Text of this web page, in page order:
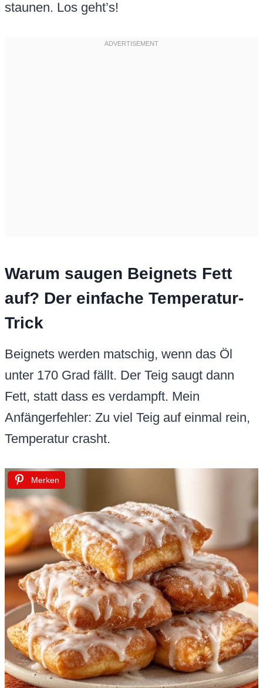
staunen. Los geht’s!
Warum saugen Beignets Fett
auf? Der einfache Temperatur-
Trick
Beignets werden matschig, wenn das Öl
unter 170 Grad fällt. Der Teig saugt dann
Fett, statt dass es verdampft. Mein
Anfängerfehler: Zu viel Teig auf einmal rein,
Temperatur crasht.
Merken